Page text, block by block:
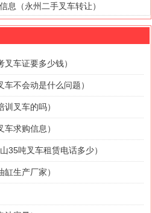
息（永州二手叉车转让）
车证要多少钱）
不会动是什么问题）
叉车的吗）
求购信息）
35吨叉车租赁电话多少）
生产厂家）